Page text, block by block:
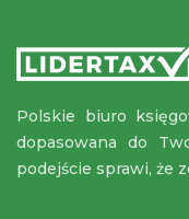
Polskie biuro
dopasowana do
podejście sprawi, że